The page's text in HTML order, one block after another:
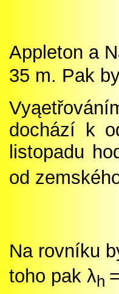
Appleton a
35 m. Pak
dochází k
listopadu
od
Na rovníku
toho pak λh